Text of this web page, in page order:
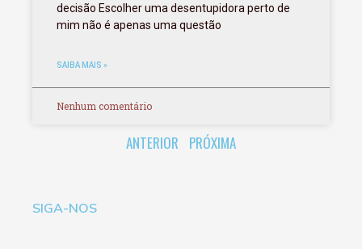
decisão Escolher uma desentupidora perto de
mim não é apenas uma questão
SAIBA MAIS »
Nenhum comentário
ANTERIOR PRÓXIMA
SIGA-NOS